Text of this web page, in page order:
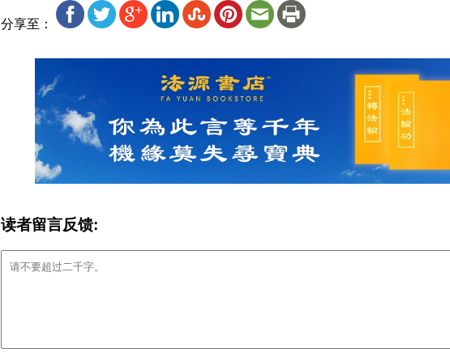
分享至：
读者留言反馈: